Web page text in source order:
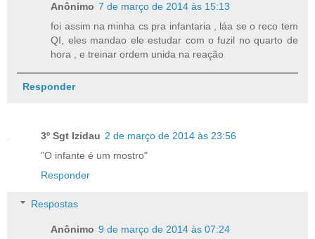
Anônimo 7 de março de 2014 às 15:13
foi assim na minha cs pra infantaria , láa se o reco tem
QI, eles mandao ele estudar com o fuzil no quarto de
hora , e treinar ordem unida na reação
Responder
3º Sgt Izidau 2 de março de 2014 às 23:56
"O infante é um mostro"
Responder
Respostas
Anônimo 9 de março de 2014 às 07:24